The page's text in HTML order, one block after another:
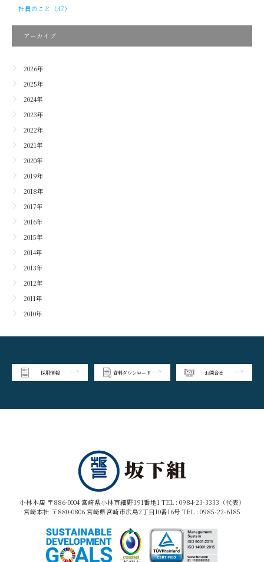
社員のこと（37）
アーカイブ
2026年
2025年
2024年
2023年
2022年
2021年
2020年
2019年
2018年
2017年
2016年
2015年
2014年
2013年
2012年
2011年
2010年
採用情報 資料ダウンロード お問合せ
小林本店 〒886-0004 宮崎県小林市細野391番地1 TEL : 0984-23-3333（代表）
宮崎本社 〒880-0806 宮崎県宮崎市広島2丁目10番16号 TEL : 0985-22-6185